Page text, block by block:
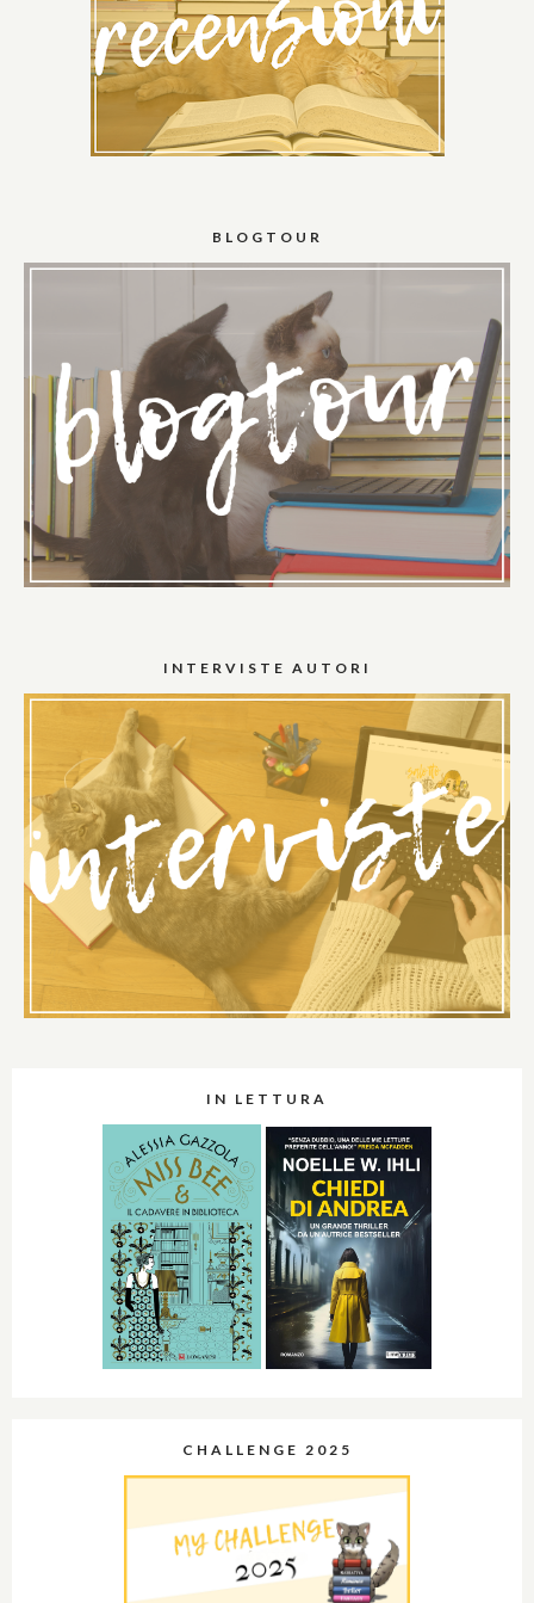
BLOGTOUR
INTERVISTE AUTORI
IN LETTURA
CHALLENGE 2025